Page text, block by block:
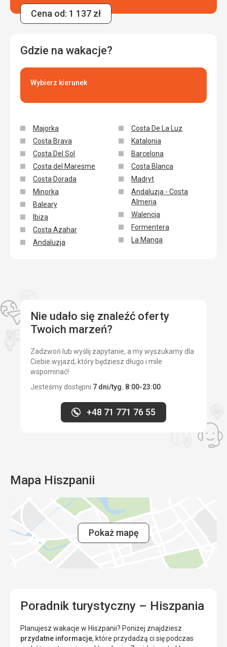
Wyżywienie
Mnóstwo doskonałego jedzenia.
Zakwaterowanie doskonałe, bardzo czyste i na wysokim
poziomie.
Ta recenzja została automatycznie przetłumaczona za
pomocą Google Translate
Cena od: 1 137 zł
Gdzie na wakacje?
Wybierz kierunek
Majorka
Costa Brava
Costa Del Sol
Costa del Maresme
Costa Dorada
Minorka
Baleary
Ibiza
Costa Azahar
Andaluzja
Costa De La Luz
Katalonia
Barcelona
Costa Blanca
Madryt
Andaluzja - Costa
Almeria
Walencja
Formentera
La Manga
Nie udało się znaleźć oferty
Twoich marzeń?
Zadzwoń lub wyślij zapytanie, a my wyszukamy dla
Ciebie wyjazd, który będziesz długo i mile
wspominać!
Jesteśmy dostępni 7 dni/tyg. 8:00-23:00
+48 71 771 76 55
Mapa Hiszpanii
Pokaż mapę
Poradnik turystyczny – Hiszpania
Planujesz wakacje w Hiszpanii? Poniżej znajdziesz
przydatne informacje, które przydadzą ci się podczas